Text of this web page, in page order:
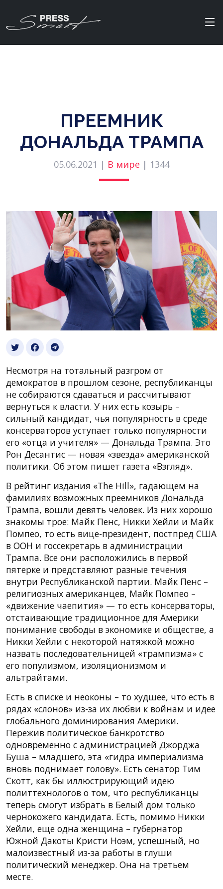
ПРЕЕМНИК
ДОНАЛЬДА ТРАМПА
05.06.2021 | В мире | 1344
Несмотря на тотальный разгром от
демократов в прошлом сезоне, республиканцы
не собираются сдаваться и рассчитывают
вернуться к власти. У них есть козырь –
сильный кандидат, чья популярность в среде
консерваторов уступает только популярности
его «отца и учителя» — Дональда Трампа. Это
Рон Десантис — новая «звезда» американской
политики. Об этом пишет газета «Взгляд».
В рейтинг издания «The Hill», гадающем на
фамилиях возможных преемников Дональда
Трампа, вошли девять человек. Из них хорошо
знакомы трое: Майк Пенс, Никки Хейли и Майк
Помпео, то есть вице-президент, постпред США
в ООН и госсекретарь в администрации
Трампа. Все они расположились в первой
пятерке и представляют разные течения
внутри Республиканской партии. Майк Пенс –
религиозных американцев, Майк Помпео –
«движение чаепития» — то есть консерваторы,
отстаивающие традиционное для Америки
понимание свободы в экономике и обществе, а
Никки Хейли с некоторой натяжкой можно
назвать последовательницей «трампизма» с
его популизмом, изоляционизмом и
альтрайтами.
Есть в списке и неоконы – то худшее, что есть в
рядах «слонов» из-за их любви к войнам и идее
глобального доминирования Америки.
Пережив политическое банкротство
одновременно с администрацией Джорджа
Буша – младшего, эта «гидра империализма
вновь поднимает голову». Есть сенатор Тим
Скотт, как бы иллюстрирующий идею
политтехнологов о том, что республиканцы
теперь смогут избрать в Белый дом только
чернокожего кандидата. Есть, помимо Никки
Хейли, еще одна женщина – губернатор
Южной Дакоты Кристи Ноэм, успешный, но
малоизвестный из-за работы в глуши
политический менеджер. Она на третьем
месте.